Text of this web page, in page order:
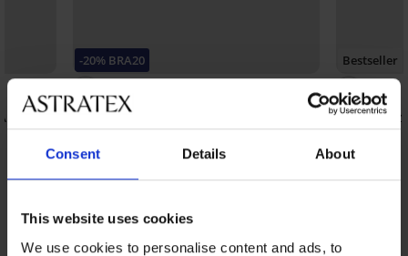
Consent Details About
This website uses cookies
We use cookies to personalise content and ads, to
by IVA
-20% BRA20
4,9
Biustonosz Spacer Flexicup Dotted
Mesh II
185,99 zł
Bestseller
Biustonosz
185,99 zł
Odkryj podobne produkty